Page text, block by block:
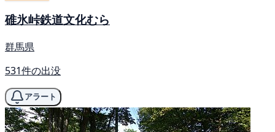
碓氷峠鉄道文化むら
群馬県
531件の出没
アラート